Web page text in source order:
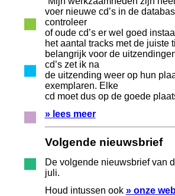
voer nieuwe cd’s in de
controleer
of oude cd’s er wel goed
het aantal tracks met de juiste
belangrijk voor de
cd’s zet ik na
de uitzending weer op hun
exemplaren. Elke
cd moet dus op de goede
» lees meer
Volgende nieuwsbrief
De volgende nieuwsbrief van
juli.
Houd intussen ook » onze